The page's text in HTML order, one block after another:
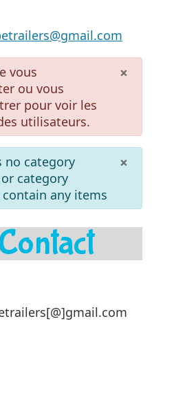
×
vous
ou vous
pour voir les
utilisateurs.
×
no category
category
any items